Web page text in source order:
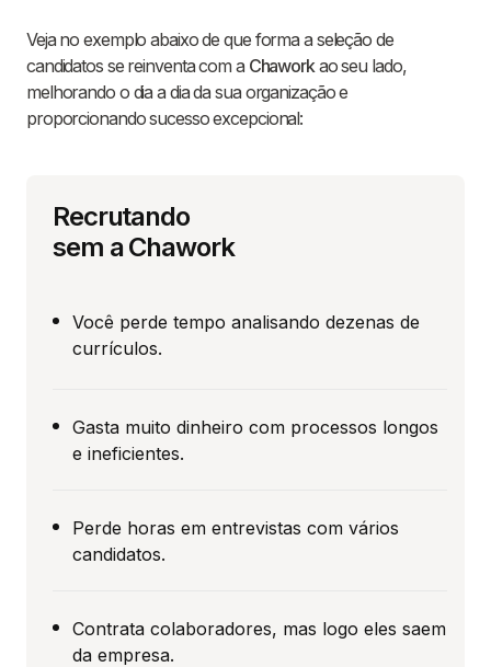
Veja no exemplo abaixo de que forma a seleção de
candidatos se reinventa com a Chaworkao seu lado,
melhorando o dia a dia da sua organização e
proporcionando sucesso excepcional:
Recrutando
sem a Chawork
Você perde tempo analisando dezenas de
currículos.
Gasta muito dinheiro com processos longos
e ineficientes.
Perde horas em entrevistas com vários
candidatos.
Contrata colaboradores, mas logo eles saem
da empresa.